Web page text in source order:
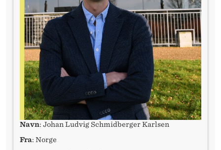
Navn: Johan Ludvig Schmidberger Karlsen
Fra: Norge